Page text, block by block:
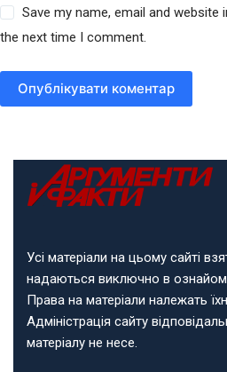
Save my name, email and
the next time I comment.
Опублікувати коментар
Усі матеріали на цьому сайті
надаються виключно в
Права на матеріали належать
Адміністрація сайту
матеріалу не несе.